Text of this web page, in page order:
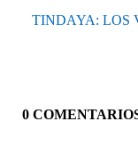
TINDAYA: LOS
0